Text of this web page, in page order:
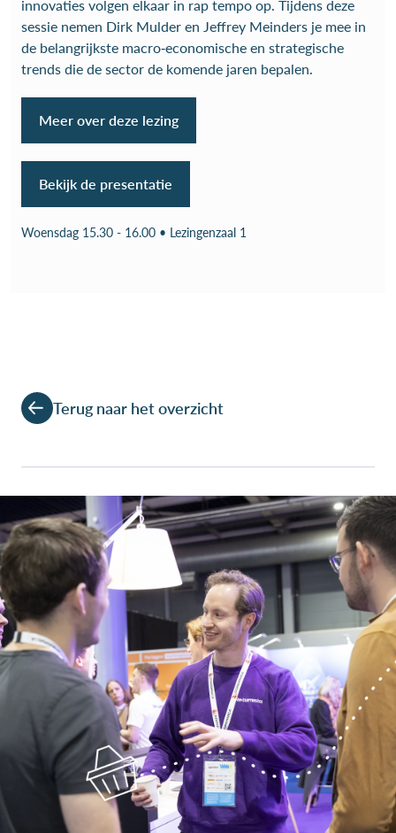
innovaties volgen elkaar in rap tempo op. Tijdens deze
sessie nemen Dirk Mulder en Jeffrey Meinders je mee in
de belangrijkste macro‑economische en strategische
trends die de sector de komende jaren bepalen.
Meer over deze lezing
Bekijk de presentatie
Woensdag 15.30 - 16.00 • Lezingenzaal 1
Terug naar het overzicht